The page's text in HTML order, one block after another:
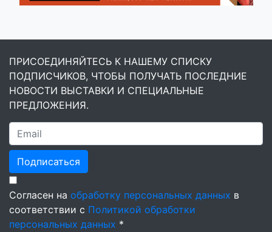
ПРИСОЕДИНЯЙТЕСЬ К НАШЕМУ СПИСКУ
ПОДПИСЧИКОВ, ЧТОБЫ ПОЛУЧАТЬ ПОСЛЕДНИЕ
НОВОСТИ ВЫСТАВКИ И СПЕЦИАЛЬНЫЕ
ПРЕДЛОЖЕНИЯ.
Подписаться
Согласен на обработку персональных данных в
соответствии с Политикой обработки
персональных данных *